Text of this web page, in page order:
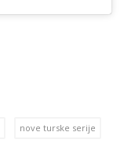
nove turske serije